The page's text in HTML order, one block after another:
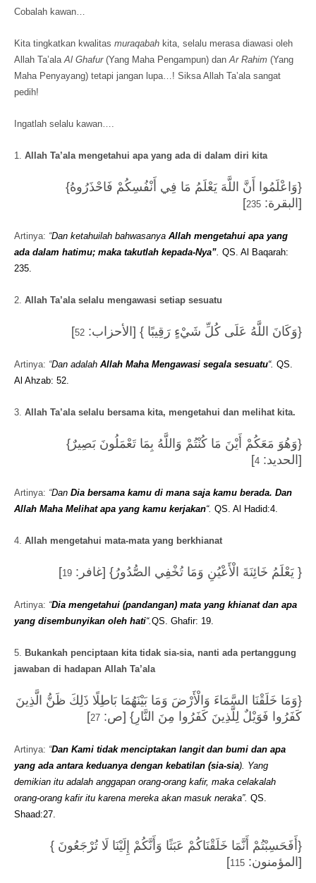
Cobalah kawan…
Kita tingkatkan kwalitas muraqabah kita, selalu merasa diawasi oleh
Allah Ta’alaAl Ghafur(Yang Maha Pengampun) danAr Rahim (Yang
Maha Penyayang) tetapi jangan lupa…! Siksa Allah Ta’ala sangat
pedih!
Ingatlah selalu kawan….
1. Allah Ta’ala mengetahui apa yang ada di dalam diri kita
{وَاعْلَمُوا أَنَّ اللَّهَ يَعْلَمُ مَا فِي أَنْفُسِكُمْ فَاحْذَرُوهُ}
[البقرة: 235
]
Artinya: “Dan ketahuilah bahwasanya Allah mengetahui apa yang
ada dalam hatimu; maka takutlah kepada-Nya”. QS. Al Baqarah:
235.
2. Allah Ta’ala selalu mengawasi setiap sesuatu
{وَكَانَ اللَّهُ عَلَى كُلِّ شَيْءٍ رَقِيبًا } [الأحزاب: 52
]
Artinya: “Dan adalah Allah Maha Mengawasi segala sesuatu“. QS.
Al Ahzab: 52.
3. Allah Ta’ala selalu bersama kita, mengetahui dan melihat kita.
{وَهُوَ مَعَكُمْ أَيْنَ مَا كُنْتُمْ وَاللَّهُ بِمَا تَعْمَلُونَ بَصِيرٌ}
[الحديد: 4
]
Artinya: “Dan Dia bersama kamu di mana saja kamu berada. Dan
Allah Maha Melihat apa yang kamu kerjakan“. QS. Al Hadid:4.
4. Allah mengetahui mata-mata yang berkhianat
{ يَعْلَمُ خَائِنَةَ الْأَعْيُنِ وَمَا تُخْفِي الصُّدُورُ} [غافر: 19
]
Artinya: “Dia mengetahui (pandangan) mata yang khianat dan apa
yang disembunyikan oleh hati“.QS. Ghafir: 19.
5. Bukankah penciptaan kita tidak sia-sia, nanti ada pertanggung
jawaban di hadapan Allah Ta’ala
{وَمَا خَلَقْنَا السَّمَاءَ وَالْأَرْضَ وَمَا بَيْنَهُمَا بَاطِلًا ذَلِكَ ظَنُّ الَّذِينَ
كَفَرُوا فَوَيْلٌ لِلَّذِينَ كَفَرُوا مِنَ النَّارِ} [ص: 27
]
Artinya: “Dan Kami tidak menciptakan langit dan bumi dan apa
yang ada antara keduanya dengan kebatilan (sia-sia). Yang
demikian itu adalah anggapan orang-orang kafir, maka celakalah
orang-orang kafir itu karena mereka akan masuk neraka”. QS.
Shaad:27.
{أَفَحَسِبْتُمْ أَنَّمَا خَلَقْنَاكُمْ عَبَثًا وَأَنَّكُمْ إِلَيْنَا لَا تُرْجَعُونَ }
[المؤمنون: 115
]